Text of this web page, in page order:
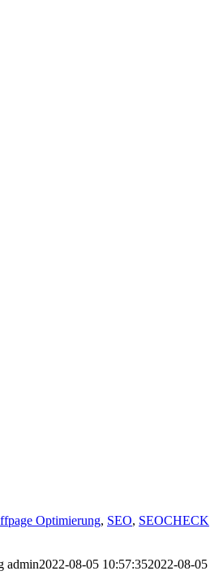
Optimierung, SEO, SEOCHECK
admin2022-08-05 10:57:352022-08-05